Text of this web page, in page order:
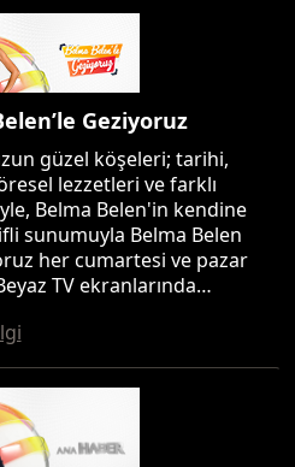
Geziyoruz
güzel köşeleri; tarihi,
lezzetleri ve farklı
Belma Belen'in kendine
sunumuyla Belma Belen
her cumartesi ve pazar
TV ekranlarında…